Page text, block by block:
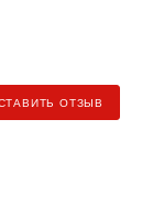
и
ОТЗЫВ